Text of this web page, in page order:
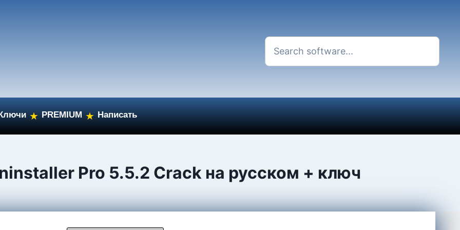
★ PREMIUM ★ Написать
Pro 5.5.2 Crack на русском + ключ